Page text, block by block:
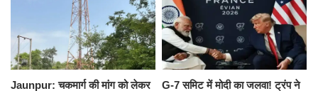
Jaunpur: चकमार्ग की मांग को लेकर G-7 समिट में मोदी का जलवा! ट्रंप ने